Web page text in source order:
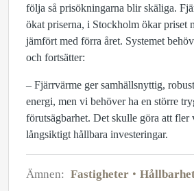
följa så prisökningarna blir skäliga.
ökat priserna, i Stockholm ökar priset
jämfört med förra året. Systemet
och fortsätter:
– Fjärrvärme ger samhällsnyttig,
energi, men vi behöver ha en större
förutsägbarhet. Det skulle göra att fler
långsiktigt hållbara investeringar.
Ämnen: Fastigheter